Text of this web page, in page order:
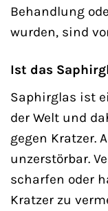
Behandlung
wurden, sind
Ist das
Saphirglas ist
der Welt und
gegen Kratzer.
unzerstörbar.
scharfen oder
Kratzer zu